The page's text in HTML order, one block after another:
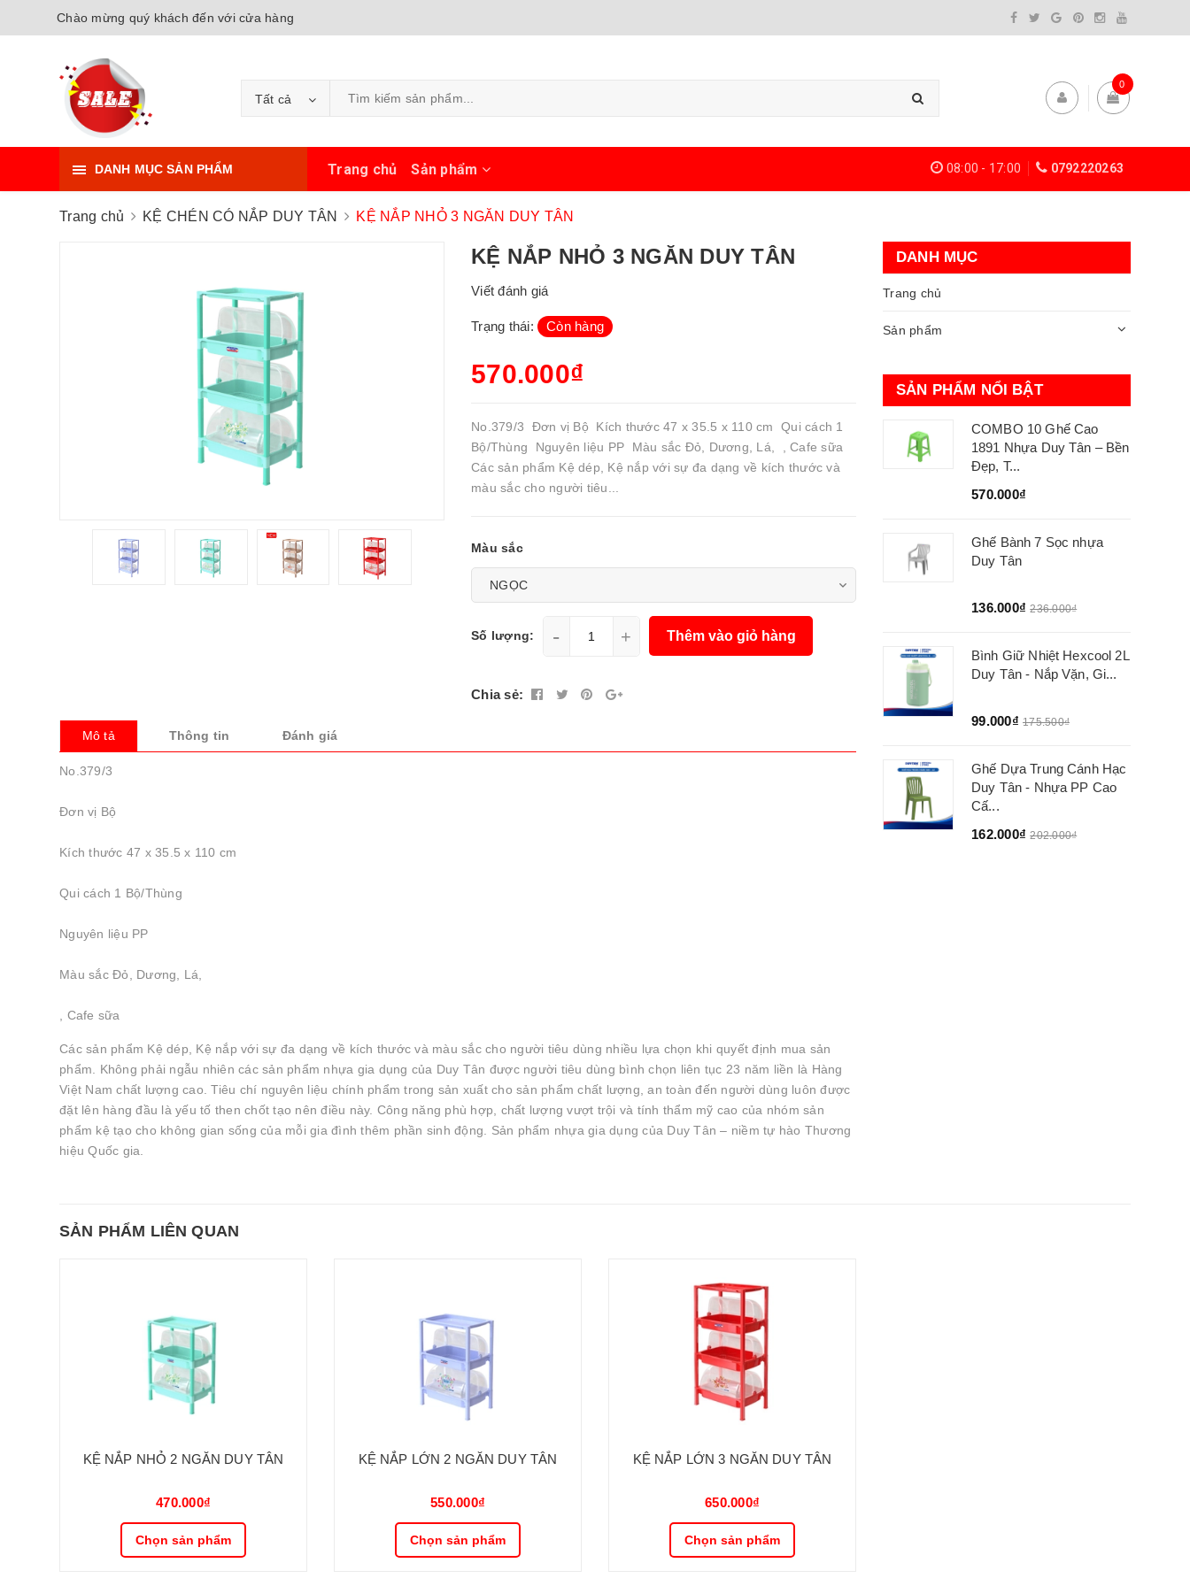
Chào mừng quý khách đến với cửa hàng
Tất cả
0
DANH MỤC SẢN PHẨM Trang chủ Sản phẩm 08:00 - 17:00 0792220263
Trang chủ KỆ CHÉN CÓ NẮP DUY TÂN KỆ NẮP NHỎ 3 NGĂN DUY TÂN
KỆ NẮP NHỎ 3 NGĂN DUY TÂN
Viết đánh giá
Trạng thái: Còn hàng
570.000₫
No.379/3 Đơn vị Bộ Kích thước 47 x 35.5 x 110 cm Qui cách 1
Bộ/Thùng Nguyên liệu PP Màu sắc Đỏ, Dương, Lá, , Cafe sữa
Các sản phẩm Kệ dép, Kệ nắp với sự đa dạng về kích thước và
màu sắc cho người tiêu...
Màu sắc
Số lượng: - + Thêm vào giỏ hàng
Chia sẻ:
Mô tả Thông tin Đánh giá
No.379/3
Đơn vị Bộ
Kích thước 47 x 35.5 x 110 cm
Qui cách 1 Bộ/Thùng
Nguyên liệu PP
Màu sắc Đỏ, Dương, Lá,
, Cafe sữa
Các sản phẩm Kệ dép, Kệ nắp với sự đa dạng về kích thước và màu sắc cho người tiêu dùng nhiều lựa chọn khi quyết định mua sản
phẩm. Không phải ngẫu nhiên các sản phẩm nhựa gia dụng của Duy Tân được người tiêu dùng bình chọn liên tục 23 năm liền là Hàng
Việt Nam chất lượng cao. Tiêu chí nguyên liệu chính phẩm trong sản xuất cho sản phẩm chất lượng, an toàn đến người dùng luôn được
đặt lên hàng đầu là yếu tố then chốt tạo nên điều này. Công năng phù hợp, chất lượng vượt trội và tính thẩm mỹ cao của nhóm sản
phẩm kệ tạo cho không gian sống của mỗi gia đình thêm phần sinh động. Sản phẩm nhựa gia dụng của Duy Tân – niềm tự hào Thương
hiệu Quốc gia.
DANH MỤC
Trang chủ
Sản phẩm
SẢN PHẨM NỔI BẬT
COMBO 10 Ghế Cao
1891 Nhựa Duy Tân – Bền
Đẹp, T...
570.000₫
Ghế Bành 7 Sọc nhựa
Duy Tân
136.000₫ 236.000₫
Bình Giữ Nhiệt Hexcool 2L
Duy Tân - Nắp Vặn, Gi...
99.000₫ 175.500₫
Ghế Dựa Trung Cánh Hạc
Duy Tân - Nhựa PP Cao
Cấ...
162.000₫ 202.000₫
SẢN PHẨM LIÊN QUAN
KỆ NẮP NHỎ 2 NGĂN DUY TÂN
470.000₫
Chọn sản phẩm
KỆ NẮP LỚN 2 NGĂN DUY TÂN
550.000₫
Chọn sản phẩm
KỆ NẮP LỚN 3 NGĂN DUY TÂN
650.000₫
Chọn sản phẩm